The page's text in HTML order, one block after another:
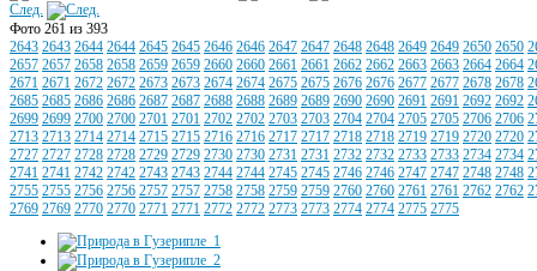
След.
Фото 261 из 393
2643 2643 2644 2644 2645 2645 2646 2646 2647 2647 2648 2648 2649 2649 2650 2650
2657 2657 2658 2658 2659 2659 2660 2660 2661 2661 2662 2662 2663 2663 2664 2664
2671 2671 2672 2672 2673 2673 2674 2674 2675 2675 2676 2676 2677 2677 2678 2678
2685 2685 2686 2686 2687 2687 2688 2688 2689 2689 2690 2690 2691 2691 2692 2692
2699 2699 2700 2700 2701 2701 2702 2702 2703 2703 2704 2704 2705 2705 2706 2706
2713 2713 2714 2714 2715 2715 2716 2716 2717 2717 2718 2718 2719 2719 2720 2720
2727 2727 2728 2728 2729 2729 2730 2730 2731 2731 2732 2732 2733 2733 2734 2734
2741 2741 2742 2742 2743 2743 2744 2744 2745 2745 2746 2746 2747 2747 2748 2748
2755 2755 2756 2756 2757 2757 2758 2758 2759 2759 2760 2760 2761 2761 2762 2762
2769 2769 2770 2770 2771 2771 2772 2772 2773 2773 2774 2774 2775 2775